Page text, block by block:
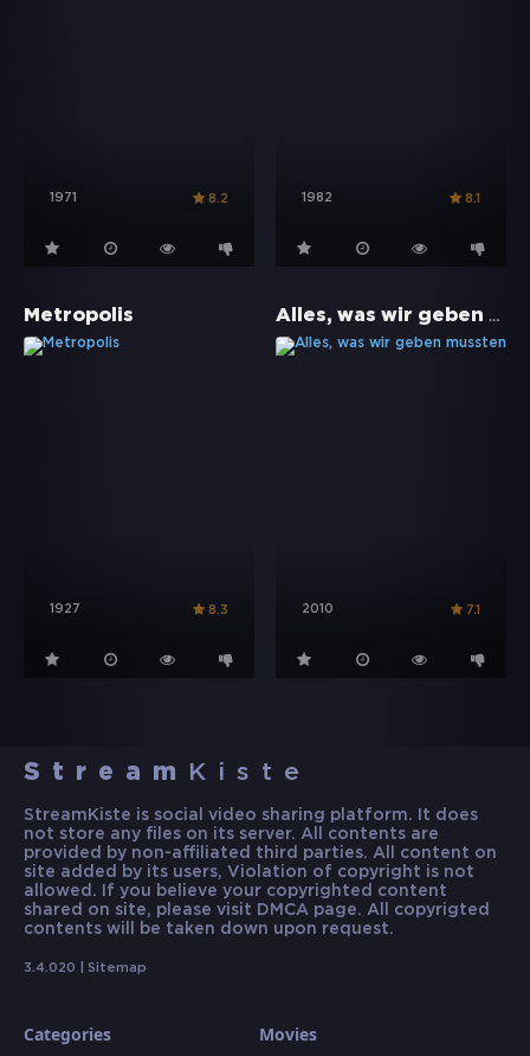
1971 8.2 1982 8.1
Metropolis
1927 8.3
Alles, was wir geben mussten
2010 7.1
Stream Kiste
StreamKiste is social video sharing platform. It does
not store any files on its server. All contents are
provided by non-affiliated third parties. All content on
site added by its users, Violation of copyright is not
allowed. If you believe your copyrighted content
shared on site, please visit DMCA page. All copyrigted
contents will be taken down upon request.
3.4.020 | Sitemap
Categories Movies